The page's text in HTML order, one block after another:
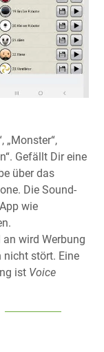
„Monster“,
Gefällt Dir eine
über das
Die Sound-
wie
wird Werbung
nicht stört. Eine
ist Voice